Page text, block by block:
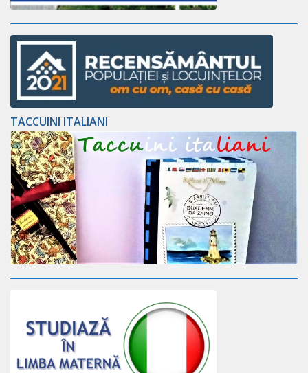
TACCUINI ITALIANI